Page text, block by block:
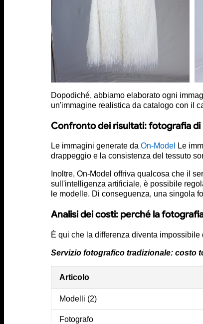
Dopodiché, abbiamo elaborato ogni
un'immagine realistica da catalogo con il
Confronto dei risultati: fotografia
Le immagini generate da On-Model
Le
drappeggio e la consistenza del tessuto
Inoltre, On-Model offriva qualcosa che il
sull'intelligenza artificiale, è possibile
le modelle. Di conseguenza, una singola
Analisi dei costi: perché la
È qui che la differenza diventa impossibile
Servizio fotografico tradizionale: costo
Articolo
Modelli (2)
Fotografo